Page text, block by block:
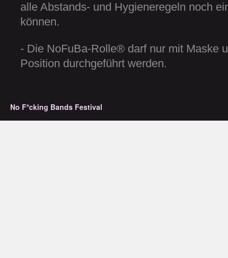
alle Abstands- und Hygieneregeln noch
können.
- Die NoFuBa-Rolle® darf nur mit Maske
Position durchgeführt werden.
No F*cking Bands Festival